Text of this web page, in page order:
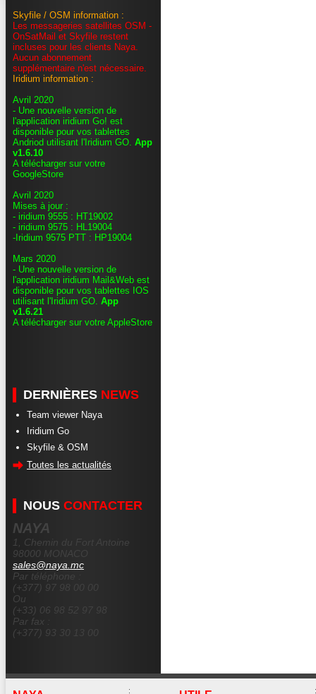
Skyfile / OSM information :
Les messageries satellites OSM -
OnSatMail et Skyfile restent
incluses pour les clients Naya.
Aucun abonnement
supplémentaire n'est nécessaire.
Iridium information :
Avril 2020
- Une nouvelle version de
l'application iridium Go! est
disponible pour vos tablettes
Andriod utilisant l'Iridium GO. App
v1.6.10
A télécharger sur votre
GoogleStore
Avril 2020
Mises à jour :
- iridium 9555 : HT19002
- iridium 9575 : HL19004
-Iridium 9575 PTT : HP19004
Mars 2020
- Une nouvelle version de
l'application iridium Mail&Web est
disponible pour vos tablettes IOS
utilisant l'Iridium GO. App
v1.6.21
A télécharger sur votre AppleStore
DERNIÈRES NEWS
Team viewer Naya
Iridium Go
Skyfile & OSM
Toutes les actualités
NOUS CONTACTER
NAYA
1, Chemin du Fort Antoine
98000 MONACO
sales@naya.mc
Par téléphone :
(+377) 97 98 00 00
Ou
(+33) 06 98 52 97 98
Par fax :
(+377) 93 30 13 00